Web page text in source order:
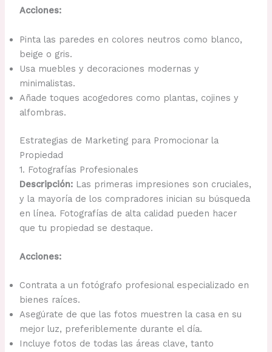
Acciones:
Pinta las paredes en colores neutros como blanco,
beige o gris.
Usa muebles y decoraciones modernas y
minimalistas.
Añade toques acogedores como plantas, cojines y
alfombras.
Estrategias de Marketing para Promocionar la
Propiedad
1. Fotografías Profesionales
Descripción:Las primeras impresiones son cruciales,
y la mayoría de los compradores inician su búsqueda
en línea. Fotografías de alta calidad pueden hacer
que tu propiedad se destaque.
Acciones:
Contrata a un fotógrafo profesional especializado en
bienes raíces.
Asegúrate de que las fotos muestren la casa en su
mejor luz, preferiblemente durante el día.
Incluye fotos de todas las áreas clave, tanto